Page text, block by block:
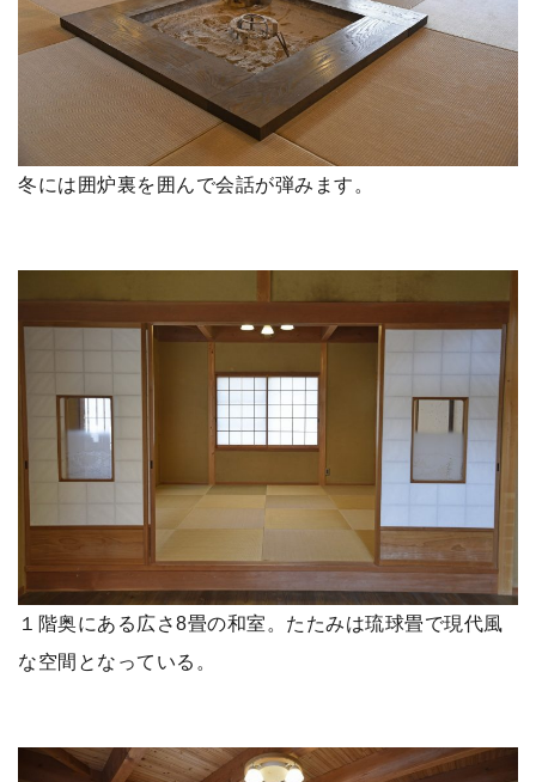
冬には囲炉裏を囲んで会話が弾みます。
１階奥にある広さ8畳の和室。たたみは琉球畳で現代風
な空間となっている。